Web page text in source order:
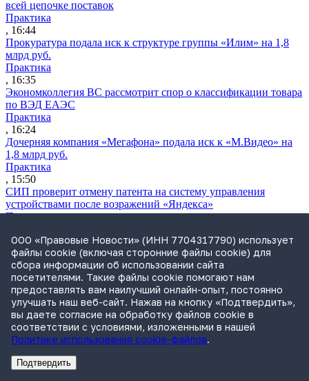
всей цепочке поставок
Практика
, 16:44
Прокуратура подала иск к структуре группы «Илим» на 1,8
млрд руб.
Практика
, 16:35
Экономколлегия ВС рассмотрит спор о классификации товара
по ВЭД ЕАЭС
Практика
, 16:24
Дочерняя компания «Мегафона» подала иск к «М.Видео» на
1,8 млрд руб.
Практика
, 15:50
СИП проверит отмену патента на систему управления
устройствами после возражений «Яндекса»
Практика
Суды 10 стран рассматривают иски российской «дочки»
Google о возврате дивидендов
Международная практика
, 14:09
ФАС раскрыла схему ограничения конкуренции в СРО
«Единство»
Практика
, 14:08
Суд снял арбитражную оговорку по просьбе иностранного
истца
Практика
РекламаАдвокатское бюро Санкт-Петербурга «Вертикаль» ИНН 7841290773
ООО «Правовые Новости» (ИНН 7704317790) использует
файлы cookie (включая сторонние файлы cookie) для
сбора информации об использовании сайта
посетителями. Такие файлы cookie помогают нам
предоставлять вам наилучший онлайн-опыт, постоянно
улучшать наш веб-сайт. Нажав на кнопку «Подтвердить»,
вы даете согласие на обработку файлов cookie в
соответствии с условиями, изложенными в нашей
Политике использования cookie-файлов.
Подтвердить